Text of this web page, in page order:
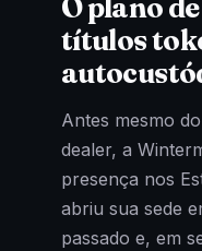
O plano
títulos
Antes mesmo
dealer, a
presença nos
abriu sua sede
passado e, em